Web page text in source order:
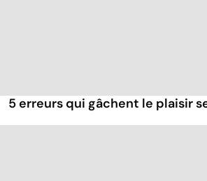
5 erreurs qui gâchent le plaisir